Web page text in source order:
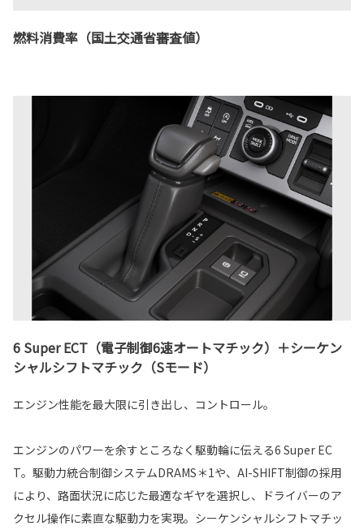
燃料消費率（国土交通省審査値）
6 Super ECT（電子制御6速オートマチック）＋シーケン
シャルシフトマチック（Sモード）
エンジン性能を最大限に引き出し、コントロール。
エンジンのパワーを余すところなく駆動輪に伝える6 Super EC
T。駆動力統合制御システムDRAMS＊1や、AI-SHIFT制御の採用
により、路面状況に応じた最適なギヤを選択し、ドライバーのア
クセル操作に素直な駆動力を実現。シーケンシャルシフトマチッ